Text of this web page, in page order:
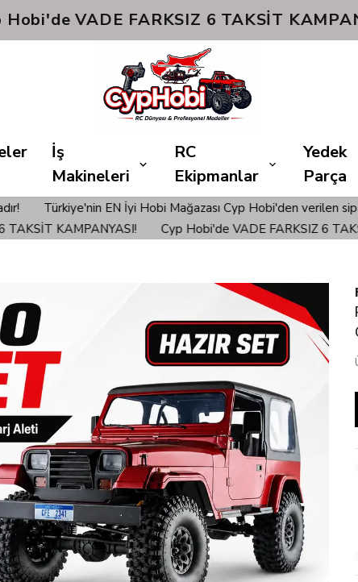
Hobi'de VADE FARKSIZ 6 TAKSİT
İş
Makineleri
RC
Ekipmanlar
Yedek
Parça
EN İyi Hobi Mağazası Cyp Hobi'den verilen siparişlerinizde
KAMPANYASI! Cyp Hobi'de VADE FARKSIZ 6 TAKSİT